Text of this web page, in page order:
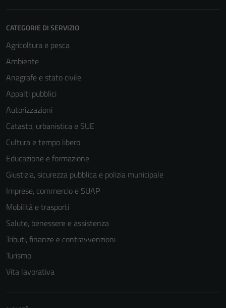
CATEGORIE DI SERVIZIO
Agricoltura e pesca
Ambiente
Anagrafe e stato civile
Appalti pubblici
Autorizzazioni
Catasto, urbanistica e SUE
Cultura e tempo libero
Educazione e formazione
Giustizia, sicurezza pubblica e polizia municipale
Imprese, commercio e SUAP
Mobilità e trasporti
Salute, benessere e assistenza
Tributi, finanze e contravvenzioni
Turismo
Vita lavorativa